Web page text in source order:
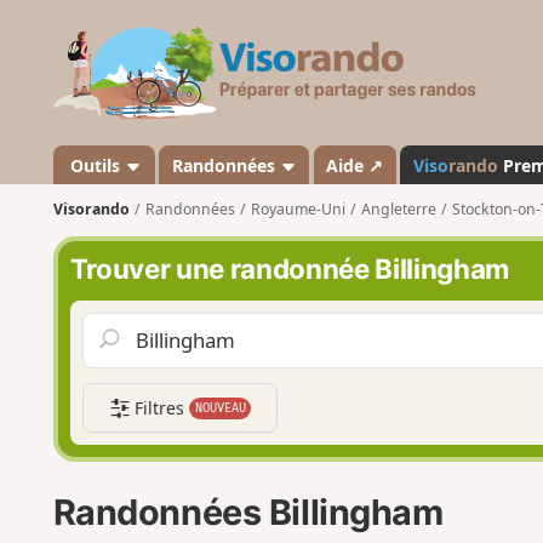
s
a
n
d
o
Outils Randonnées Aide ↗ Visorando
Visorando Randonnées Royaume-Uni Angleterre Stockton-on-
Trouver une randonnée Billingham
Filtres NOUVEAU
Randonnées Billingham